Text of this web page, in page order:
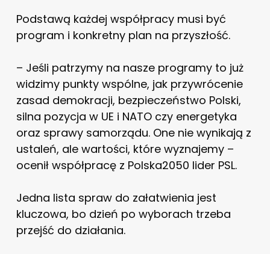
Podstawą każdej współpracy musi być
program i konkretny plan na przyszłość.
– Jeśli patrzymy na nasze programy to już
widzimy punkty wspólne, jak przywrócenie
zasad demokracji, bezpieczeństwo Polski,
silna pozycja w UE i NATO czy energetyka
oraz sprawy samorządu. One nie wynikają z
ustaleń, ale wartości, które wyznajemy –
ocenił współpracę z Polska2050 lider PSL.
Jedna lista spraw do załatwienia jest
kluczowa, bo dzień po wyborach trzeba
przejść do działania.